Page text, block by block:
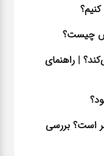
چیست؟
| راهنمای
است؟ بررسی